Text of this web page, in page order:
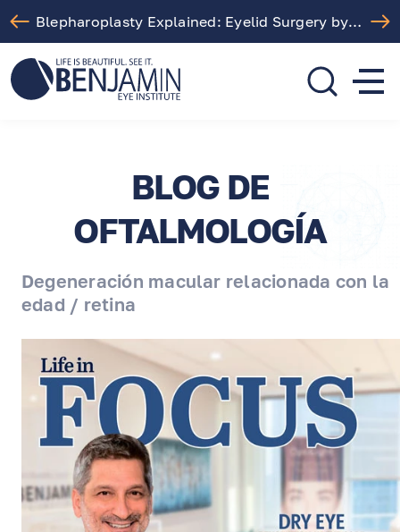
Free LASIK Consultation At Benjamin Eye Institute
310.275.5533
BLOG DE
OFTALMOLOGÍA
Degeneración macular relacionada con la
edad / retina